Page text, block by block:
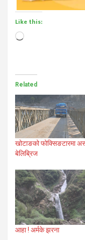
Like this:
Loading…
Related
खोटाङको फोक्सिङटारमा
बेलिब्रिज
आहा ! अर्मके झरना